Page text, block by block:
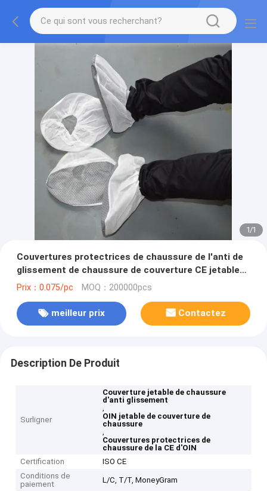
1/1
Couvertures protectrices de chaussure de l'anti de
glissement de chaussure de couverture CE jetable
d'OIN
Prix：0.075/pc MOQ：200000pcs
meilleur prix Contactez
Description De Produit
Surligner
Couverture jetable de chaussure
d'anti glissement
,
OIN jetable de couverture de
chaussure
,
Couvertures protectrices de
chaussure de la CE d'OIN
Certification
ISO CE
Conditions de
paiement
L/C, T/T, MoneyGram